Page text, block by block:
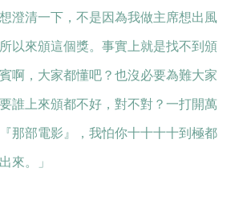
想澄清一下，不是因為我做主席想出風
以來頒這個獎。事實上就是找不到頒
啊，大家都懂吧？也沒必要為難大家
誰上來頒都不好，對不對？一打開萬
那部電影』，我怕你十十十十到極都
來。」